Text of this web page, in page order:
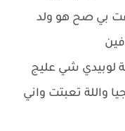
بي صح هو ولد
لوبيدي شي عليج
واللة تعبتت واني